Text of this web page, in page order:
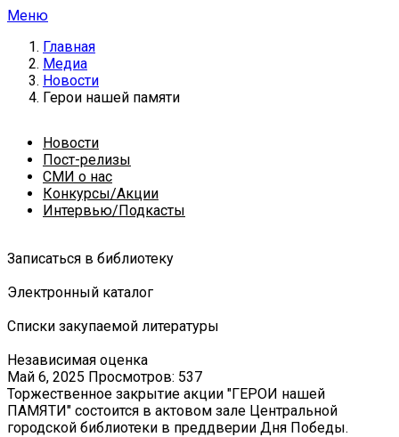
Меню
Главная
Медиа
Новости
Герои нашей памяти
Новости
Пост-релизы
СМИ о нас
Конкурсы/Акции
Интервью/Подкасты
Записаться в библиотеку
Электронный каталог
Списки закупаемой литературы
Независимая оценка
Май 6, 2025 Просмотров: 537
Торжественное закрытие акции "ГЕРОИ нашей
ПАМЯТИ" состоится в актовом зале Центральной
городской библиотеки в преддверии Дня Победы.